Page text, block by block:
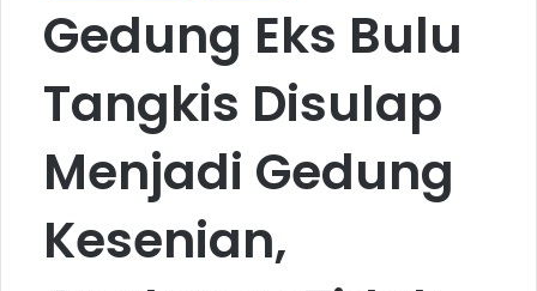
Gedung Eks Bulu
Tangkis Disulap
Menjadi Gedung
Kesenian,